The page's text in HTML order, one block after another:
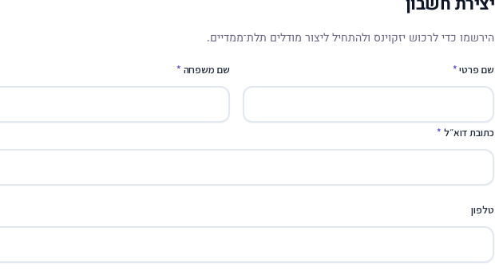
הירשמו כדי לרכוש יזקוינס ולהתחיל ליצור מודלים תלת־ממדיים.
שם פרטי* שם משפחה *
כתובת דוא״ל *
טלפון